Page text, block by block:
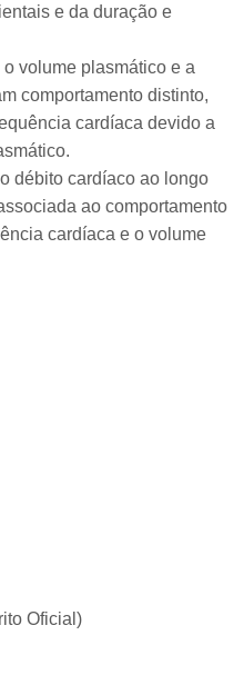
e da duração e
o volume plasmático e a
comportamento distinto,
cardíaca devido a
débito cardíaco ao longo
ao comportamento
cardíaca e o volume
Oficial)